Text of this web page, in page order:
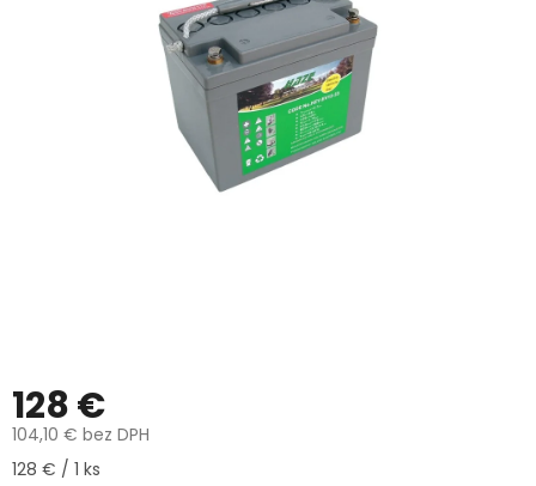
128 €
104,10 € bez DPH
Jednotková
128 € / 1 ks